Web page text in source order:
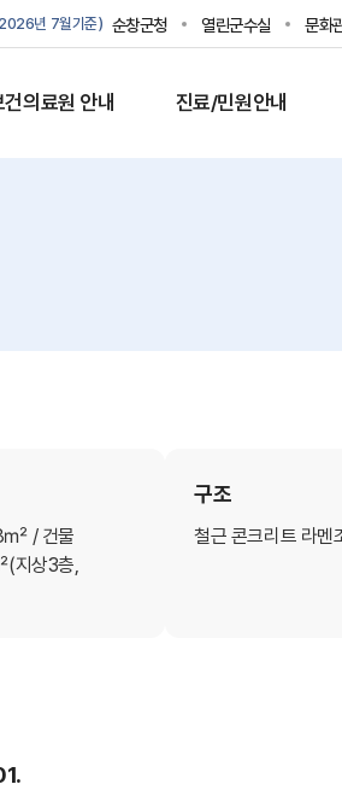
2026년 7월기준 순창군청 열린군수실 문화
건의료원 안내 진료/민원안내
㎡ / 건물
(지상3층,
구조
철근 콘크리트 라멘